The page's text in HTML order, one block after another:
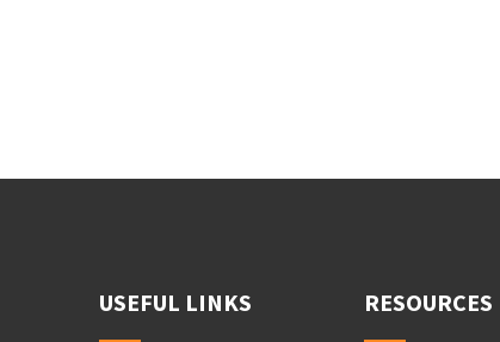
USEFUL LINKS RESOURCES